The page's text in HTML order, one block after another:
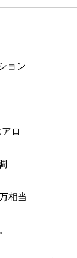
ョン
ロ
相当